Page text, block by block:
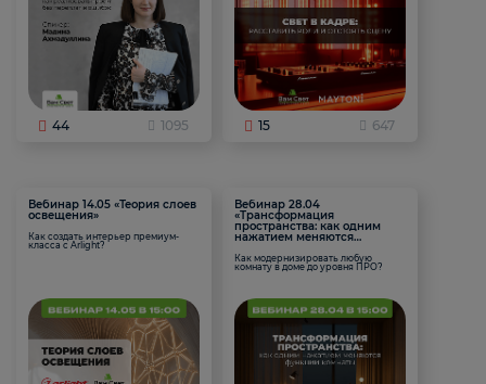
44 1095 15 647
Вебинар 14.05 «Теория слоев
освещения»
Как создать интерьер премиум-
класса с Arlight?
Вебинар 28.04
«Трансформация
пространства: как одним
нажатием меняются
Как модернизировать любую
комнату в доме до уровня ПРО?